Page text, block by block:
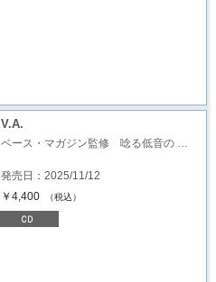
V.A.
ベース・マガジン監修 唸る低音の …
発売日：2025/11/12
￥4,400
（税込）